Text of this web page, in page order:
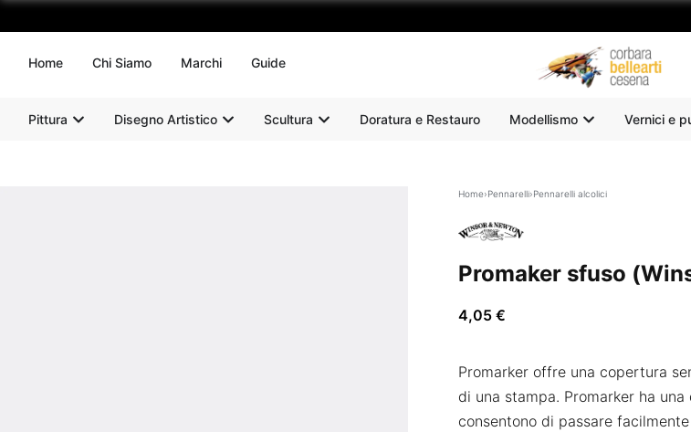
Home Chi Siamo Marchi Guide
Pittura Disegno Artistico Scultura Doratura e Restauro Modellismo Vernici e
Home›Pennarelli›Pennarelli alcolici
Promaker sfuso
4,05€
Promarker offre una copertura
di una stampa. Promarker ha
consentono di passare